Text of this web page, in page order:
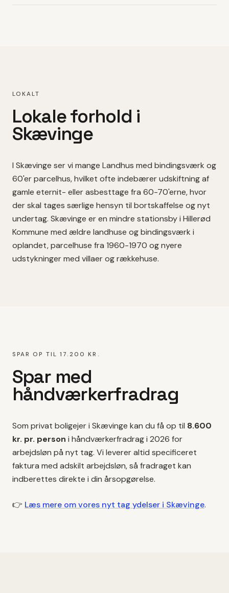
LOKALT
Lokale forhold i
Skævinge
I Skævinge ser vi mange Landhus med bindingsværk og
60'er parcelhus, hvilket ofte indebærer udskiftning af
gamle eternit- eller asbesttage fra 60-70'erne, hvor
der skal tages særlige hensyn til bortskaffelse og nyt
undertag. Skævinge er en mindre stationsby i Hillerød
Kommune med ældre landhuse og bindingsværk i
oplandet, parcelhuse fra 1960-1970 og nyere
udstykninger med villaer og rækkehuse.
SPAR OP TIL 17.200 KR.
Spar med
håndværkerfradrag
Som privat boligejer i Skævinge kan du få op til 8.600
kr. pr. person i håndværkerfradrag i 2026 for
arbejdsløn på nyt tag. Vi leverer altid specificeret
faktura med adskilt arbejdsløn, så fradraget kan
indberettes direkte i din årsopgørelse.
👉 Læs mere om vores nyt tag ydelser i Skævinge.